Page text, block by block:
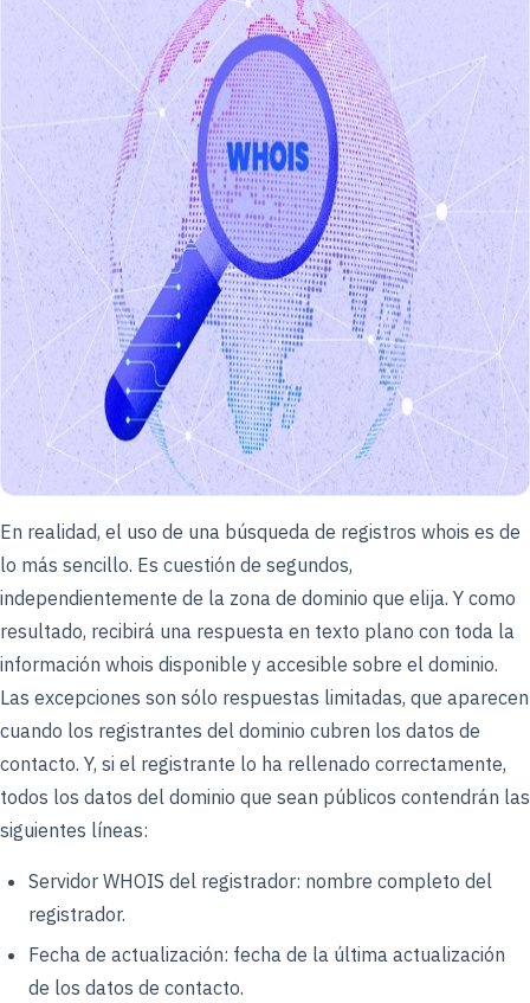
En realidad, el uso de una búsqueda de registros whois es de
lo más sencillo. Es cuestión de segundos,
independientemente de la zona de dominio que elija. Y como
resultado, recibirá una respuesta en texto plano con toda la
información whois disponible y accesible sobre el dominio.
Las excepciones son sólo respuestas limitadas, que aparecen
cuando los registrantes del dominio cubren los datos de
contacto. Y, si el registrante lo ha rellenado correctamente,
todos los datos del dominio que sean públicos contendrán las
siguientes líneas:
Servidor WHOIS del registrador: nombre completo del
registrador.
Fecha de actualización: fecha de la última actualización
de los datos de contacto.